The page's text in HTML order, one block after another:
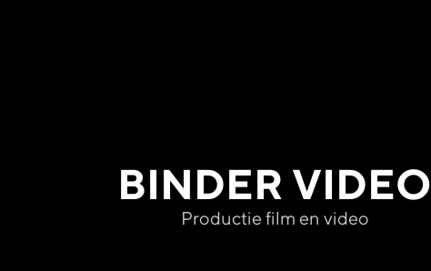
BINDER VIDEO
Productie film en video